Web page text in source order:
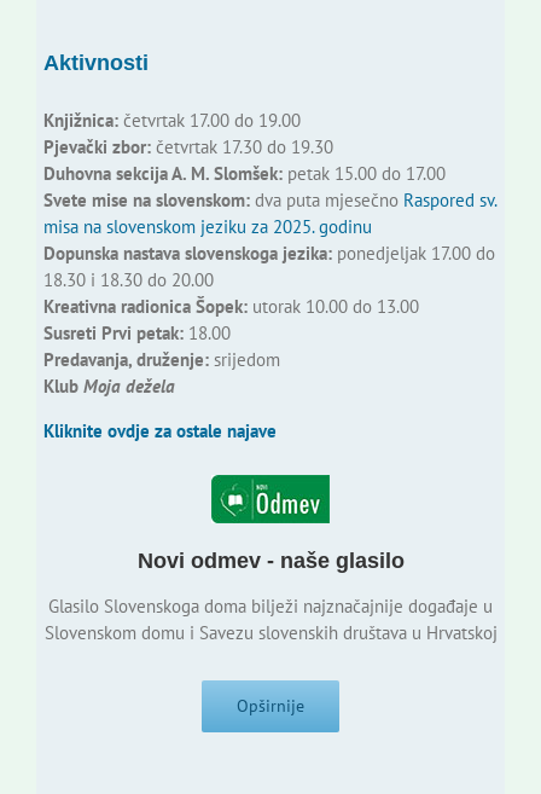
Aktivnosti
Knjižnica:četvrtak 17.00 do 19.00
Pjevački zbor:četvrtak 17.30 do 19.30
Duhovna sekcija A. M. Slomšek:petak 15.00 do 17.00
Svete mise na slovenskom:dva puta mjesečno Raspored sv.
misa na slovenskom jeziku za 2025. godinu
Dopunska nastava slovenskoga jezika:ponedjeljak 17.00 do
18.30 i 18.30 do 20.00
Kreativna radionica Šopek:utorak 10.00 do 13.00
Susreti Prvi petak:18.00
Predavanja, druženje:srijedom
Klub Moja dežela
Kliknite ovdje za ostale najave
Novi odmev - naše glasilo
Glasilo Slovenskoga doma bilježi najznačajnije događaje u
Slovenskom domu i Savezu slovenskih društava u Hrvatskoj
Opširnije